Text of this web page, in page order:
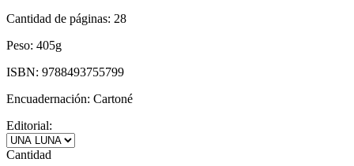
Cantidad de páginas: 28
Peso: 405g
ISBN: 9788493755799
Encuadernación: Cartoné
Editorial:
Cantidad